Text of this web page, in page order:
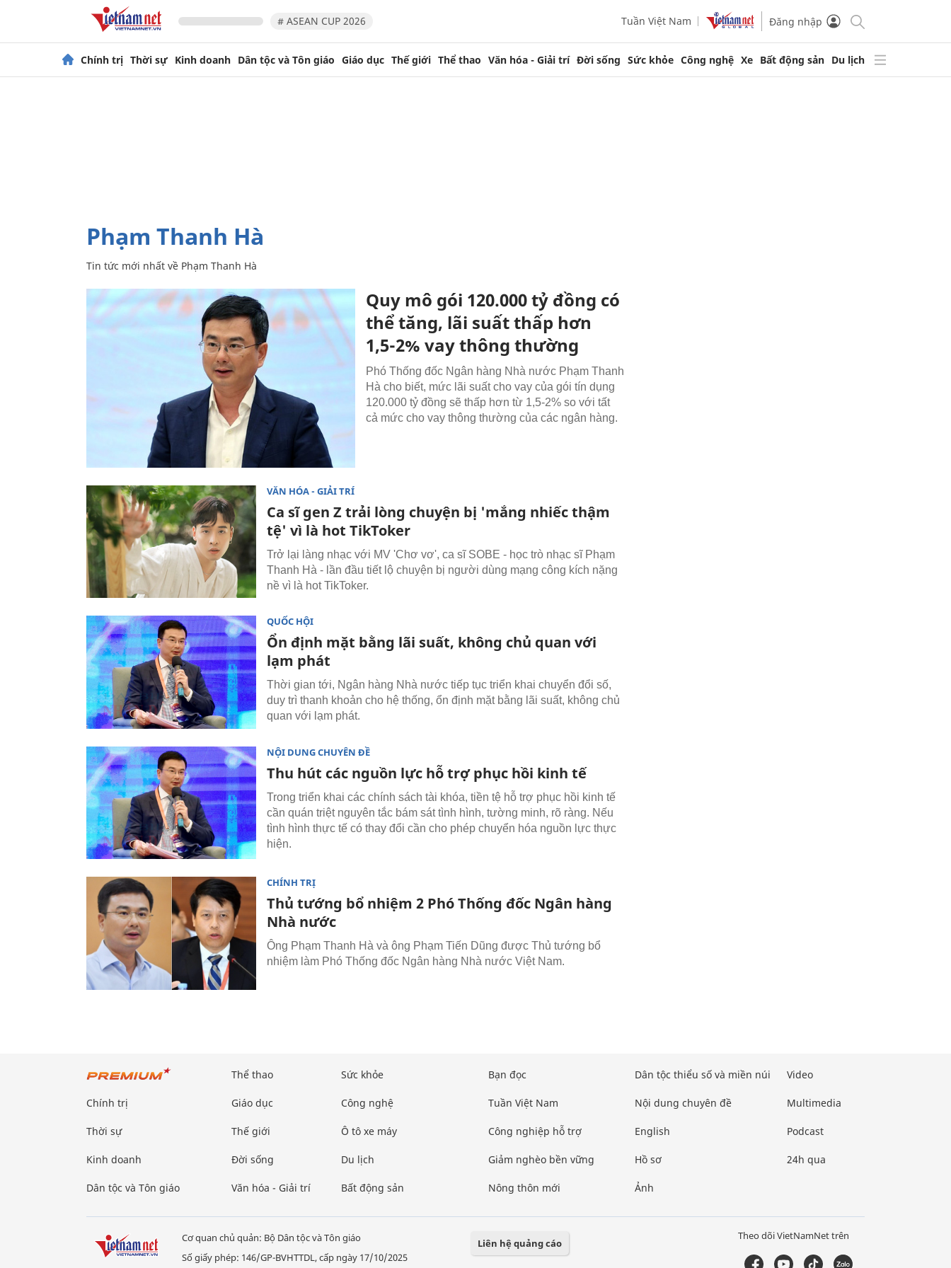
# ASEAN CUP 2026 Tuần Việt Nam Đăng nhập
Chính trị Thời sự Kinh doanh Dân tộc và Tôn giáo Giáo dục Thế giới Thể thao Văn hóa - Giải trí Đời sống Sức khỏe Công nghệ Xe Bất động sản Du lịch
Phạm Thanh Hà
Tin tức mới nhất về Phạm Thanh Hà
Quy mô gói 120.000 tỷ đồng có
thể tăng, lãi suất thấp hơn
1,5-2% vay thông thường
Phó Thống đốc Ngân hàng Nhà nước Phạm Thanh
Hà cho biết, mức lãi suất cho vay của gói tín dụng
120.000 tỷ đồng sẽ thấp hơn từ 1,5-2% so với tất
cả mức cho vay thông thường của các ngân hàng.
VĂN HÓA - GIẢI TRÍ
Ca sĩ gen Z trải lòng chuyện bị 'mắng nhiếc thậm
tệ' vì là hot TikToker
Trở lại làng nhạc với MV 'Chơ vơ', ca sĩ SOBE - học trò nhạc sĩ Phạm
Thanh Hà - lần đầu tiết lộ chuyện bị người dùng mạng công kích nặng
nề vì là hot TikToker.
QUỐC HỘI
Ổn định mặt bằng lãi suất, không chủ quan với
lạm phát
Thời gian tới, Ngân hàng Nhà nước tiếp tục triển khai chuyển đổi số,
duy trì thanh khoản cho hệ thống, ổn định mặt bằng lãi suất, không chủ
quan với lạm phát.
NỘI DUNG CHUYÊN ĐỀ
Thu hút các nguồn lực hỗ trợ phục hồi kinh tế
Trong triển khai các chính sách tài khóa, tiền tệ hỗ trợ phục hồi kinh tế
cần quán triệt nguyên tắc bám sát tình hình, tường minh, rõ ràng. Nếu
tình hình thực tế có thay đổi cần cho phép chuyển hóa nguồn lực thực
hiện.
CHÍNH TRỊ
Thủ tướng bổ nhiệm 2 Phó Thống đốc Ngân hàng
Nhà nước
Ông Phạm Thanh Hà và ông Phạm Tiến Dũng được Thủ tướng bổ
nhiệm làm Phó Thống đốc Ngân hàng Nhà nước Việt Nam.
Chính trị
Thời sự
Kinh doanh
Dân tộc và Tôn giáo
Thể thao
Giáo dục
Thế giới
Đời sống
Văn hóa - Giải trí
Sức khỏe
Công nghệ
Ô tô xe máy
Du lịch
Bất động sản
Bạn đọc
Tuần Việt Nam
Công nghiệp hỗ trợ
Giảm nghèo bền vững
Nông thôn mới
Dân tộc thiểu số và miền núi
Nội dung chuyên đề
English
Hồ sơ
Ảnh
Video
Multimedia
Podcast
24h qua
Cơ quan chủ quản: Bộ Dân tộc và Tôn giáo
Số giấy phép: 146/GP-BVHTTDL, cấp ngày 17/10/2025
Liên hệ quảng cáo
Theo dõi VietNamNet trên